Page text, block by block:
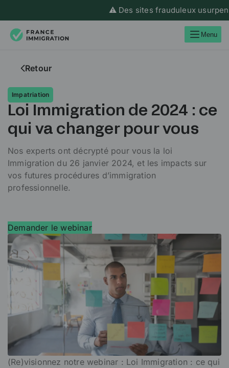
⚠️ Des sites frauduleux usurpent
Menu
Retour
Impatriation
Loi Immigration de 2024 : ce
qui va changer pour vous
Nos experts ont décrypté pour vous la loi
Immigration du 26 janvier 2024, et les impacts sur
vos futures procédures d’immigration
professionnelle.
Demander le webinar
(Re)visionnez notre webinar : Loi Immigration : ce qui